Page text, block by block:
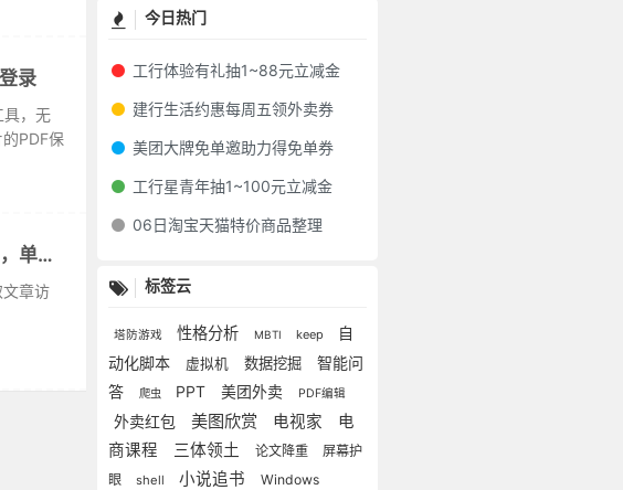
录
具，无
PDF保
『Windows』Yoco百度文库下载器 v0.1.1，单文件版
章访
今日热门
工行体验有礼抽1~88元立减金
建行生活约惠每周五领外卖券
美团大牌免单邀助力得免单券
工行星青年抽1~100元立减金
06日淘宝天猫特价商品整理
标签云
塔防游戏 性格分析 MBTI keep
自
动化脚本
虚拟机 数据挖掘
智能问
答
爬虫 PPT 美团外卖 PDF编辑
外卖红包 美图欣赏 电视家
电
商课程
三体领土 论文降重
屏幕护
眼
shell 小说追书 Windows